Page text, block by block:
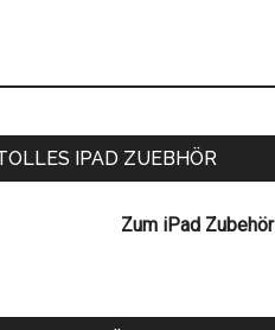
IPAD ZUEBHÖR
Zum iPad Zubehör